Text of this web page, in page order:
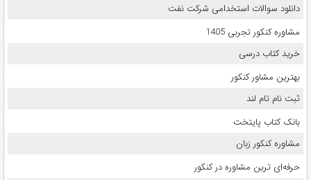
دانلود سوالات استخدامی شرکت نفت
مشاوره کنکور تجربی 1405
خرید کتاب درسی
بهترین مشاور کنکور
ثبت نام تام لند
بانک کتاب پایتخت
مشاوره کنکور زبان
حرفه‌ای ترین مشاوره در کنکور